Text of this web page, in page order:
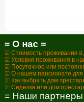
= О нас =
☑ Стоимость проживания
☑ Условия проживания в
☑ Посуточное или
☑ О нашем пансионате
☑ Как выбрать дом
☑ Сиделка или дом
= Наши